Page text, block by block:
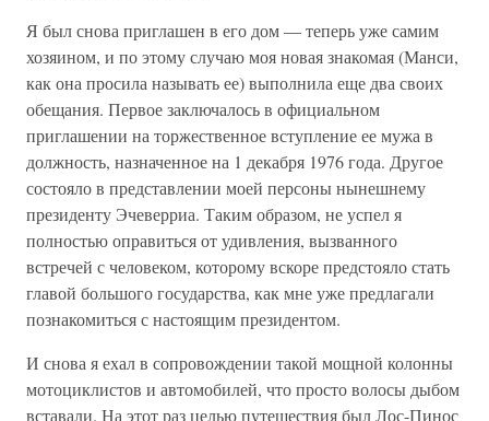
Я был снова приглашен в его дом — теперь уже самим
хозяином, и по этому случаю моя новая знакомая (Манси,
как она просила называть ее) выполнила еще два своих
обещания. Первое заключалось в официальном
приглашении на торжественное вступление ее мужа в
должность, назначенное на 1 декабря 1976 года. Другое
состояло в представлении моей персоны нынешнему
президенту Эчеверриа. Таким образом, не успел я
полностью оправиться от удивления, вызванного
встречей с человеком, которому вскоре предстояло стать
главой большого государства, как мне уже предлагали
познакомиться с настоящим президентом.
И снова я ехал в сопровождении такой мощной колонны
мотоциклистов и автомобилей, что просто волосы дыбом
вставали. На этот раз целью путешествия был Лос-Пинос